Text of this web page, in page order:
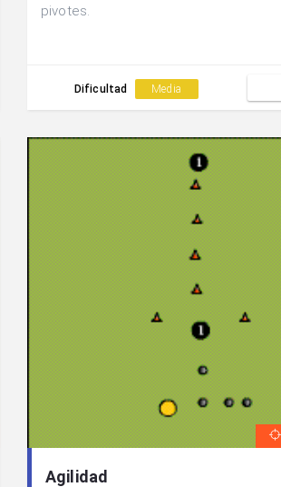
pivotes.
Dificultad Media
Agilidad